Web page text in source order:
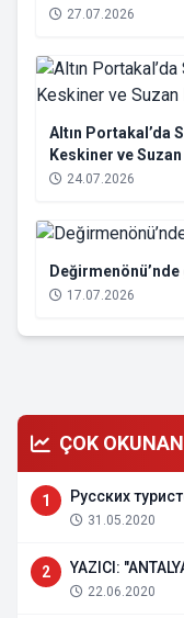
27.07.2026
Altın Portakal’da
Keskiner ve
24.07.2026
17.07.2026
ÇOK
1 Русских
31.05.2020
2 YAZICI:
22.06.2020